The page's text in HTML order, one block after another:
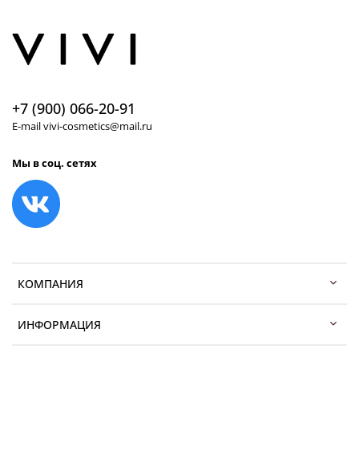
КОМПАНИЯ
ИНФОРМАЦИЯ
+7 (900) 066-20-91
E-mail vivi-cosmetics@mail.ru
Мы в соц. сетях